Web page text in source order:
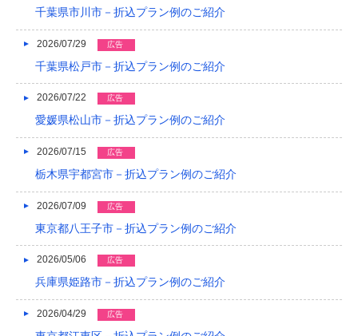
2022/04
2022/03
2021/12
2021/11
2021/10
2021/09
2021/08
千葉県市川市－折込プラン例のご紹介
2026/07/29 広告
千葉県松戸市－折込プラン例のご紹介
2026/07/22 広告
愛媛県松山市－折込プラン例のご紹介
2026/07/15 広告
栃木県宇都宮市－折込プラン例のご紹介
2026/07/09 広告
東京都八王子市－折込プラン例のご紹介
2026/05/06 広告
兵庫県姫路市－折込プラン例のご紹介
2026/04/29 広告